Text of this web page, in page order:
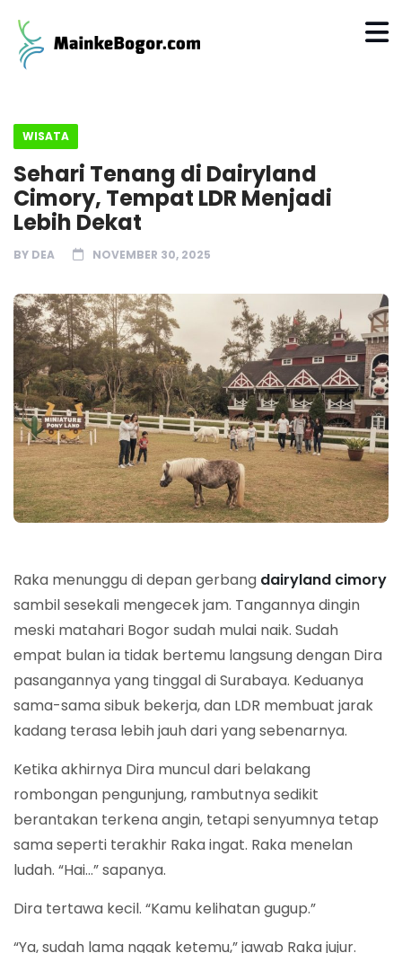
WISATA
Sehari Tenang di Dairyland
Cimory, Tempat LDR Menjadi
Lebih Dekat
BY DEA NOVEMBER 30, 2025
Raka menunggu di depan gerbang dairyland cimory
sambil sesekali mengecek jam. Tangannya dingin
meski matahari Bogor sudah mulai naik. Sudah
empat bulan ia tidak bertemu langsung dengan Dira
pasangannya yang tinggal di Surabaya. Keduanya
sama-sama sibuk bekerja, dan LDR membuat jarak
kadang terasa lebih jauh dari yang sebenarnya.
Ketika akhirnya Dira muncul dari belakang
rombongan pengunjung, rambutnya sedikit
berantakan terkena angin, tetapi senyumnya tetap
sama seperti terakhir Raka ingat. Raka menelan
ludah. “Hai…” sapanya.
Dira tertawa kecil. “Kamu kelihatan gugup.”
“Ya, sudah lama nggak ketemu,” jawab Raka jujur.